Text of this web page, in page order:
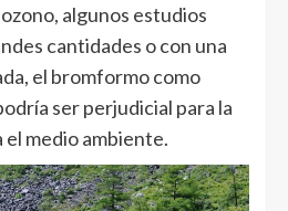
algunos estudios
cantidades o con una
el bromformo como
ser perjudicial para la
el medio ambiente.